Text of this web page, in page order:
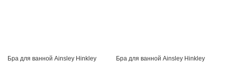
Бра для ванной Ainsley Hinkley
Бра для ванной Ainsley Hinkley